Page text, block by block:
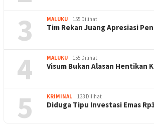
3 MALUKU 155 Dilihat
Tim Rekan Juang Apresiasi
4 MALUKU 155 Dilihat
Visum Bukan Alasan Hentikan
5 KRIMINAL 133 Dilihat
Diduga Tipu Investasi Emas